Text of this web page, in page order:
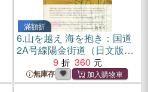
滿額折
6.山を越え 海を抱き：国道
2A号線陽金街道（日文版）
（附光碟）
9 360
無庫存